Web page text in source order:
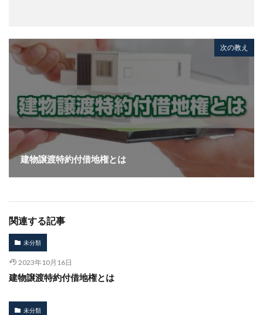
次の教え
建物譲渡特約付借地権とは
関連する記事
未分類
2023年10月16日
建物譲渡特約付借地権とは
未分類